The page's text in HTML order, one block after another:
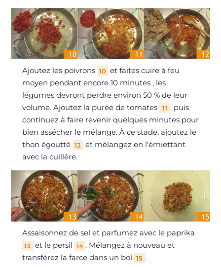
Ajoutez les poivrons 10 et faites cuire à feu
moyen pendant encore 10 minutes ; les
légumes devront perdre environ 50 % de leur
volume. Ajoutez la purée de tomates
11 , puis
continuez à faire revenir quelques minutes pour
bien assécher le mélange. À ce stade, ajoutez le
thon égoutté 12
et mélangez en l'émiettant
avec la cuillère.
Assaisonnez de sel et parfumez avec le paprika
13 et le persil 14 . Mélangez à nouveau et
transférez la farce dans un bol 15 .